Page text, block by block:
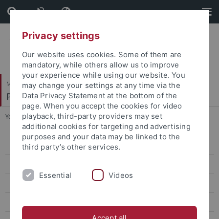
Skip
to
content
Skip
to
footer
Mathematisch-Naturwissenschaftliche Fakultät
Paläoanthropologie
You are here: Startseite ... Pathways to Language
Research
FIRSTSTEPS
Privacy settings
Our website uses cookies. Some of them are
mandatory, while others allow us to improve
your experience while using our website. You
may change your settings at any time via the
Data Privacy Statement at the bottom of the
page. When you accept the cookies for video
playback, third-party providers may set
additional cookies for targeting and advertising
purposes and your data may be linked to the
third party’s other services.
Essential Videos